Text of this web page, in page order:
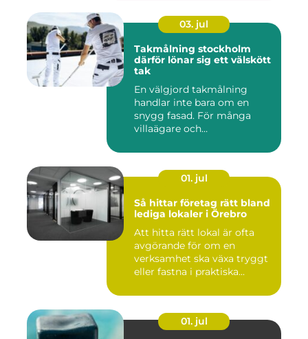
03. jul
Takmålning stockholm
därför lönar sig ett välskött
tak
En välgjord takmålning
handlar inte bara om en
snygg fasad. För många
villaägare och
01. jul
Så hittar företag rätt bland
lediga lokaler i Örebro
Att hitta rätt lokal är ofta
avgörande för om en
verksamhet ska växa tryggt
eller fastna i praktiska...
01. jul